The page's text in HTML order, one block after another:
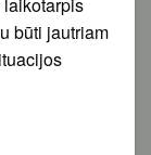
būti jautriam